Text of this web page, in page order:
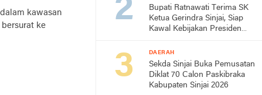
kawasan
ke
Bupati Ratnawati Terima SK
Ketua Gerindra Sinjai, Siap
Kawal Kebijakan Presiden
DAERAH
Sekda Sinjai Buka Pemusatan
Diklat 70 Calon Paskibraka
Kabupaten Sinjai 2026